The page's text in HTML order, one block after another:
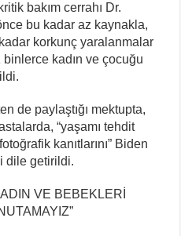
bakım cerrahı Dr.
bu kadar az kaynakla,
korkunç yaralanmalar
binlerce kadın ve çocuğu
de paylaştığı mektupta,
“yaşamı tehdit
kanıtlarını” Biden
dile getirildi.
VE BEBEKLERİ